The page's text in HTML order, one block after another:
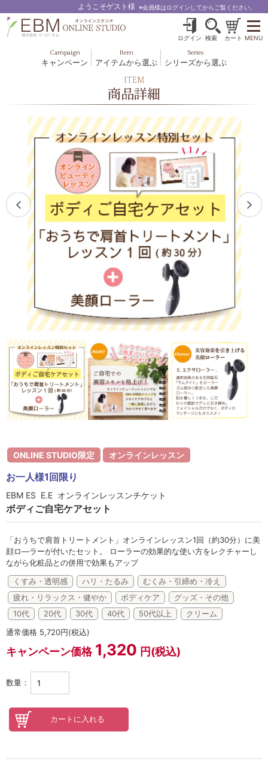
ようこそゲスト様 ※会員様はログインしてからご覧ください。
ログイン 検索 カート
Campaign
キャンペーン
Item
アイテムから選ぶ
健美食品
Series
シリーズから選ぶ
ブルームオーラ.
ルナゾーム
ナチュラルバイブレーション.28
アクアイーズ
フェミリカ
マザーズエンブレイス
SAVC
ラボライン
ローズガルヴァーニ
ミライワ
E.E
セブンセンシズ
マーヴェラティ
セロトニン
スカイズグレース
野の花グッズ
スキンケアチケット
オンラインレッスンチケット
MENU
ITEM
商品詳細
ONLINE STUDIO限定 オンラインレッスン
お一人様1回限り
EBM ES E.E オンラインレッスンチケット
ボディご自宅ケアセット
「おうちで肩首トリートメント」オンラインレッスン1回（約30分）に美
顔ロ―ラーが付いたセット。 ローラーの効果的な使い方をレクチャーし
ながら化粧品との併用で効果もアップ
くすみ・透明感
ハリ・たるみ
むくみ・引締め・冷え
疲れ・リラックス・健やか
ボディケア
グッズ・その他
10代
20代 30代 40代 50代以上
クリーム
通常価格 5,720円(税込)
キャンペーン価格 1,320 円(税込)
数量：